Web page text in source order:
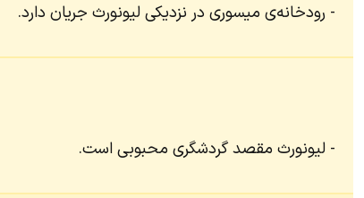
رودخانه‌ی میسوری در نزدیکی لیونورث جریان دارد.
لیونورث مقصد گردشگری محبوبی است.